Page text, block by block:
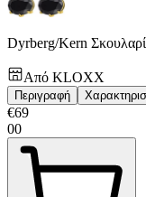
Dyrberg/Kern
Από KLOXX
Περιγραφή
€69
00